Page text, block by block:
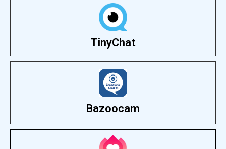
TinyChat
Bazoocam